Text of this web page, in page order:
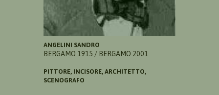
ANGELINI SANDRO
BERGAMO 1915 / BERGAMO 2001
PITTORE, INCISORE, ARCHITETTO,
SCENOGRAFO